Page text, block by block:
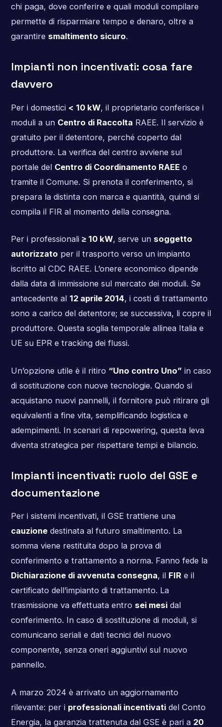
chi paga, dove conferire e quali moduli compilare
permette di risparmiare tempo e denaro, oltre a
garantire smaltimento sicuro.
Impianti non incentivati: cosa fare
davvero
Per i domestici < 10 kW, il proprietario conferisce i
moduli a un Centro di Raccolta RAEE. Il servizio è
gratuito per il detentore, perché coperto dal
produttore. La verifica del centro avviene sul
portale del Centro di Coordinamento RAEE o
tramite il Comune. Si prenota il conferimento, si
prepara la distinta con marca e quantità, quindi si
compila il FIR al momento della consegna.
Per i professionali ≥ 10 kW, serve un soggetto
autorizzato per il trasporto verso un impianto
iscritto al CDC RAEE. L’onere economico dipende
dalla data di immissione sul mercato dei moduli. Se
antecedente al 12 aprile 2014, i costi di trattamento
sono a carico del detentore; se successiva, li copre il
produttore. Questa soglia temporale allinea Italia e
UE su EPR e tracking dei flussi.
Un’opzione utile è il ritiro “Uno contro Uno” in caso
di sostituzione con nuove tecnologie. Quando si
acquistano nuovi pannelli, il fornitore può ritirare gli
equivalenti a fine vita, semplificando logistica e
adempimenti. In scenari di repowering, questa leva
diventa strategica per rispettare tempi e bilancio.
Impianti incentivati: ruolo del GSE e
documentazione
Per i sistemi incentivati, il GSE trattiene una
cauzionedestinata al futuro smaltimento. La
somma viene restituita dopo la prova di
conferimento e trattamento a norma. Fanno fede la
Dichiarazione di avvenuta consegna, il FIRe il
certificato dell’impianto di trattamento. La
trasmissione va effettuata entro sei mesidal
conferimento. In caso di sostituzione di moduli, si
comunicano seriali e dati tecnici del nuovo
componente, senza oneri aggiuntivi sul nuovo
pannello.
A marzo 2024 è arrivato un aggiornamento
rilevante: per i professionali incentivatidel Conto
Energia, la garanzia trattenuta dal GSE è pari a 20